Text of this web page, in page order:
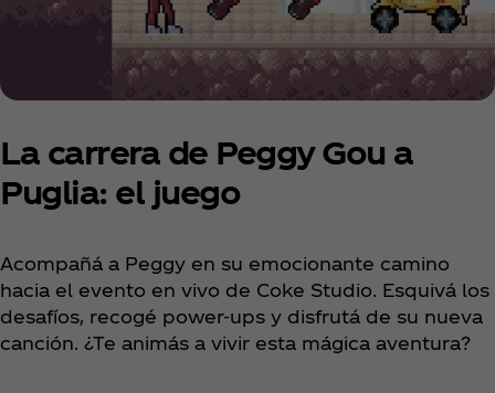
La carrera de Peggy Gou a
Puglia: el juego
Acompañá a Peggy en su emocionante camino
hacia el evento en vivo de Coke Studio. Esquivá los
desafíos, recogé power-ups y disfrutá de su nueva
canción. ¿Te animás a vivir esta mágica aventura?